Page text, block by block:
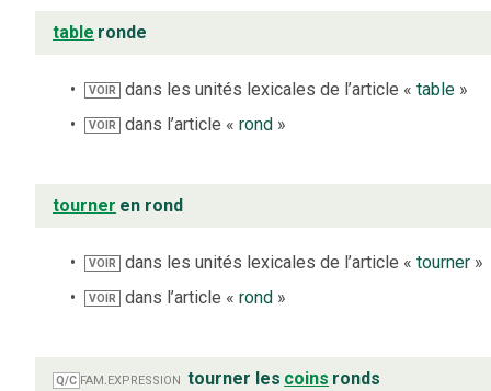
table ronde
VOIR dans les unités lexicales de l’article «table »
VOIR dans l’article «rond »
tourner en rond
VOIR dans les unités lexicales de l’article «tourner »
VOIR dans l’article «rond »
Q/C fam.expression tourner les coins ronds